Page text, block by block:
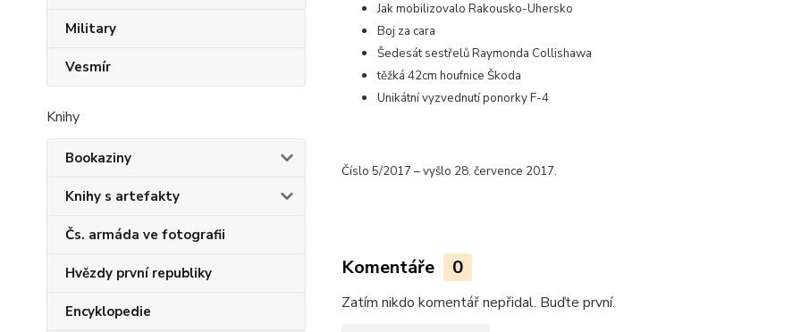
Military
Vesmír
Knihy
Bookaziny
Knihy s artefakty
Čs. armáda ve fotografii
Hvězdy první republiky
Encyklopedie
Jak mobilizovalo Rakousko-Uhersko
Boj za cara
Šedesát sestřelů Raymonda Collishawa
těžká 42cm houfnice Škoda
Unikátní vyzvednutí ponorky F-4
Číslo 5/2017 – vyšlo 28. července 2017.
Komentáře 0
Zatím nikdo komentář nepřidal. Buďte první.